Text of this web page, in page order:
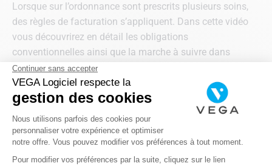
Lorsque sur l’ordonnance sont prescrits plusieurs soins,
des règles de facturation s’appliquent. Dans cette vidéo
vous découvrirez en détail les obligations
conventionnelles ainsi que la marche à suivre dans
VEGApour que vos factures soient correctes.
Télécharger le résumé